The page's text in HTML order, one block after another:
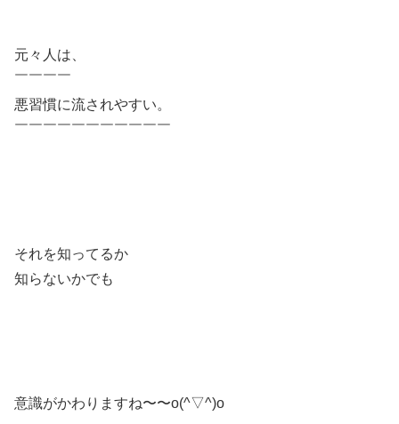
元々人は、
￣￣￣￣
悪習慣に流されやすい。
￣￣￣￣￣￣￣￣￣￣￣
それを知ってるか
知らないかでも
意識がかわりますね〜〜o(^▽^)o